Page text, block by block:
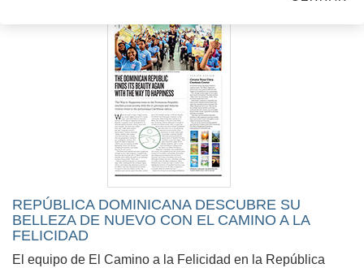
REPÚBLICA DOMINICANA DESCUBRE SU
BELLEZA DE NUEVO CON EL CAMINO A LA
FELICIDAD
El equipo de El Camino a la Felicidad en la República